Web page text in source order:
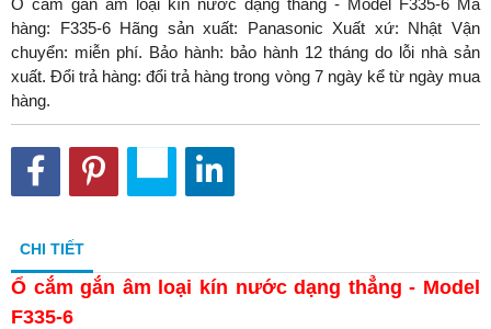
hàng: F335-6 Hãng sản xuất: Panasonic Xuất xứ: Nhật Vận
chuyển: miễn phí. Bảo hành: bảo hành 12 tháng do lỗi nhà sản
xuất. Đổi trả hàng: đổi trả hàng trong vòng 7 ngày kể từ ngày mua
hàng.
CHI TIẾT
Ổ cắm gắn âm loại kín nước dạng thẳng - Model
F335-6